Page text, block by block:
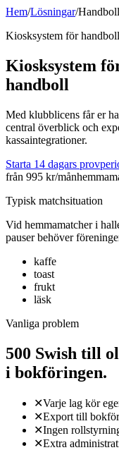
Hem/Lösningar/Handboll
Kiosksystem förhandboll
Kiosksystem
handboll
Med klubblicens får er
central överblick och
kassaintegrationer.
Starta 14 dagars
från 995 kr/mån
Typisk matchsituation
Vid hemmamatcher i
pauser behöver
kaffe
toast
frukt
läsk
Vanliga problem
500 Swish till
i bokföringen.
✕Varje lag kör
✕Export till
✕Ingen
✕Extra